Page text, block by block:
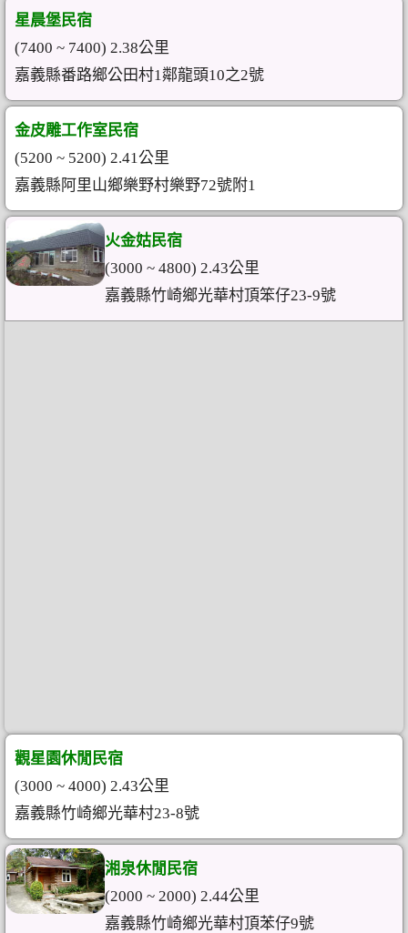
星晨堡民宿
(7400 ~ 7400) 2.38公里
嘉義縣番路鄉公田村1鄰龍頭10之2號
金皮雕工作室民宿
(5200 ~ 5200) 2.41公里
嘉義縣阿里山鄉樂野村樂野72號附1
火金姑民宿
(3000 ~ 4800) 2.43公里
嘉義縣竹崎鄉光華村頂笨仔23-9號
觀星園休閒民宿
(3000 ~ 4000) 2.43公里
嘉義縣竹崎鄉光華村23-8號
湘泉休閒民宿
(2000 ~ 2000) 2.44公里
嘉義縣竹崎鄉光華村頂苯仔9號